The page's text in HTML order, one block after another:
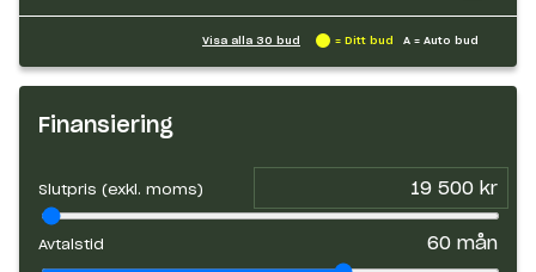
Visa alla 30 bud = Ditt bud A = Auto bud
Finansiering
Slutpris (exkl. moms)
Avtalstid 60 mån